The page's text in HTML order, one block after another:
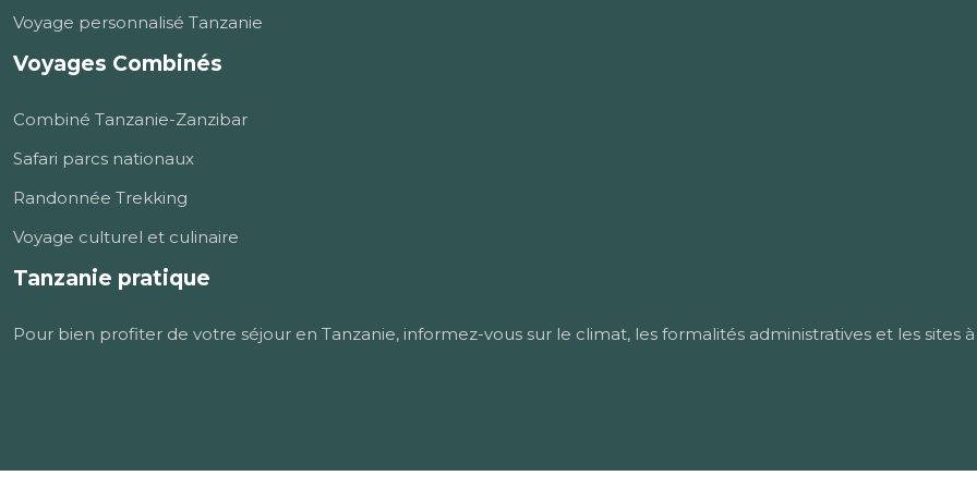
Voyage personnalisé Tanzanie
Voyages Combinés
Combiné Tanzanie-Zanzibar
Safari parcs nationaux
Randonnée Trekking
Voyage culturel et culinaire
Tanzanie pratique
Pour bien profiter de votre séjour en Tanzanie, informez-vous sur le climat, les formalités administratives et les sites à